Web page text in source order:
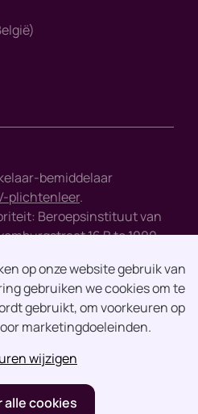
bemiddelaar
plichtenleer.
Beroepsinstituut van
16 B te 1000
Privacy
by vector bross
op onze website gebruik van
gebruiken we cookies om te
gebruikt, om voorkeuren op
marketingdoeleinden.
wijzigen
alle cookies